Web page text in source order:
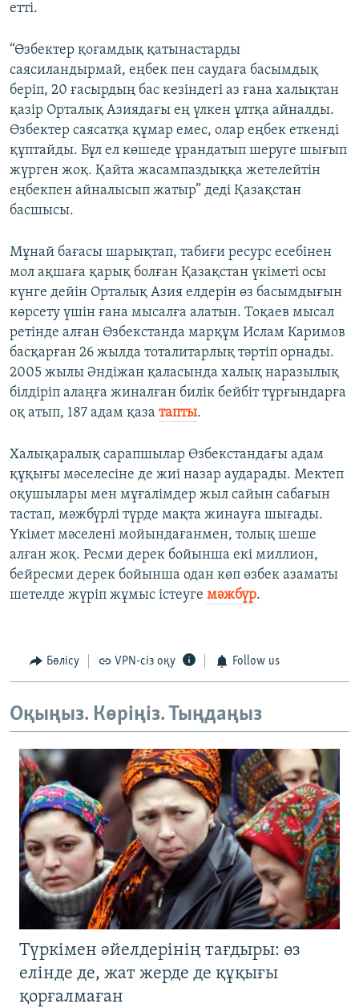
етті.
“Өзбектер қоғамдық қатынастарды
саясиландырмай, еңбек пен саудаға басымдық
беріп, 20 ғасырдың бас кезіндегі аз ғана халықтан
қазір Орталық Азиядағы ең үлкен ұлтқа айналды.
Өзбектер саясатқа құмар емес, олар еңбек еткенді
құптайды. Бұл ел көшеде ұрандатып шеруге шығып
жүрген жоқ. Қайта жасампаздыққа жетелейтін
еңбекпен айналысып жатыр” деді Қазақстан
басшысы.
Мұнай бағасы шарықтап, табиғи ресурс есебінен
мол ақшаға қарық болған Қазақстан үкіметі осы
күнге дейін Орталық Азия елдерін өз басымдығын
көрсету үшін ғана мысалға алатын. Тоқаев мысал
ретінде алған Өзбекстанда марқұм Ислам Каримов
басқарған 26 жылда тоталитарлық тәртіп орнады.
2005 жылы Әндіжан қаласында халық наразылық
білдіріп алаңға жиналған билік бейбіт тұрғындарға
оқ атып, 187 адам қаза тапты.
Халықаралық сарапшылар Өзбекстандағы адам
құқығы мәселесіне де жиі назар аударады. Мектеп
оқушылары мен мұғалімдер жыл сайын сабағын
тастап, мәжбүрлі түрде мақта жинауға шығады.
Үкімет мәселені мойындағанмен, толық шеше
алған жоқ. Ресми дерек бойынша екі миллион,
бейресми дерек бойынша одан көп өзбек азаматы
шетелде жүріп жұмыс істеуге мәжбүр.
Бөлісу VPN-сіз оқу Follow us
Оқыңыз. Көріңіз. Тыңдаңыз
Түркімен әйелдерінің тағдыры: өз
елінде де, жат жерде де құқығы
қорғалмаған